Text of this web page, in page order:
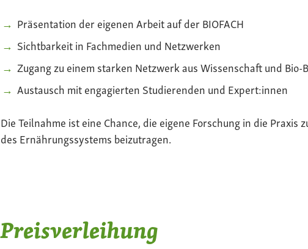
Präsentation der eigenen Arbeit auf der BIOFACH
Sichtbarkeit in Fachmedien und Netzwerken
Zugang zu einem starken Netzwerk aus Wissenschaft und Bio-
Austausch mit engagierten Studierenden und Expert:innen
Die Teilnahme ist eine Chance, die eigene Forschung in die
des Ernährungssystems beizutragen.
Preisverleihung